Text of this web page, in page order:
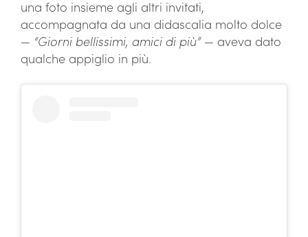
una foto insieme agli altri invitati,
accompagnata da una didascalia molto dolce
— “Giorni bellissimi, amici di più”— aveva dato
qualche appiglio in più.